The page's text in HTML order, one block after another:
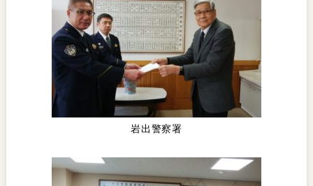
岩出警察署